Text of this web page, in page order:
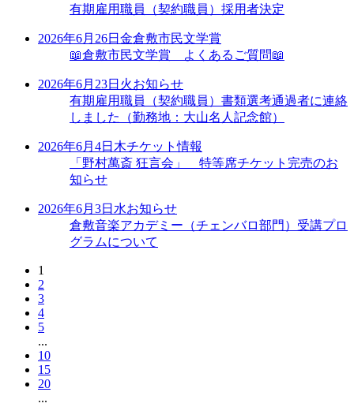
有期雇用職員（契約職員）採用者決定
2026年6月26日 金倉敷市民文学賞
📖倉敷市民文学賞 よくあるご質問📖
2026年6月23日 火お知らせ
有期雇用職員（契約職員）書類選考通過者に連絡
しました（勤務地：大山名人記念館）
2026年6月4日 木チケット情報
「野村萬斎 狂言会」 特等席チケット完売のお
知らせ
2026年6月3日 水お知らせ
倉敷音楽アカデミー（チェンバロ部門）受講プロ
グラムについて
1
2
3
4
5
...
10
15
20
...